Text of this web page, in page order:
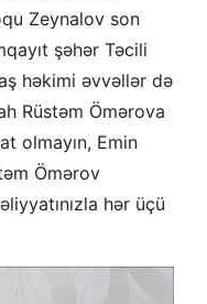
Zeynalov son
şəhər Təcili
həkimi əvvəllər də
Rüstəm Ömərova
olmayın, Emin
Ömərov
hər üçü